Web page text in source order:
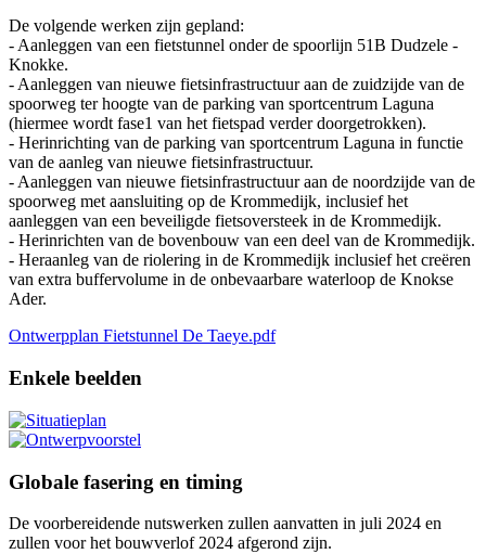
De volgende werken zijn gepland:
- Aanleggen van een fietstunnel onder de spoorlijn 51B Dudzele -
Knokke.
- Aanleggen van nieuwe fietsinfrastructuur aan de zuidzijde van de
spoorweg ter hoogte van de parking van sportcentrum Laguna
(hiermee wordt fase1 van het fietspad verder doorgetrokken).
- Herinrichting van de parking van sportcentrum Laguna in functie
van de aanleg van nieuwe fietsinfrastructuur.
- Aanleggen van nieuwe fietsinfrastructuur aan de noordzijde van de
spoorweg met aansluiting op de Krommedijk, inclusief het
aanleggen van een beveiligde fietsoversteek in de Krommedijk.
- Herinrichten van de bovenbouw van een deel van de Krommedijk.
- Heraanleg van de riolering in de Krommedijk inclusief het creëren
van extra buffervolume in de onbevaarbare waterloop de Knokse
Ader.
Ontwerpplan Fietstunnel De Taeye.pdf
Enkele beelden
Globale fasering en timing
De voorbereidende nutswerken zullen aanvatten in juli 2024 en
zullen voor het bouwverlof 2024 afgerond zijn.